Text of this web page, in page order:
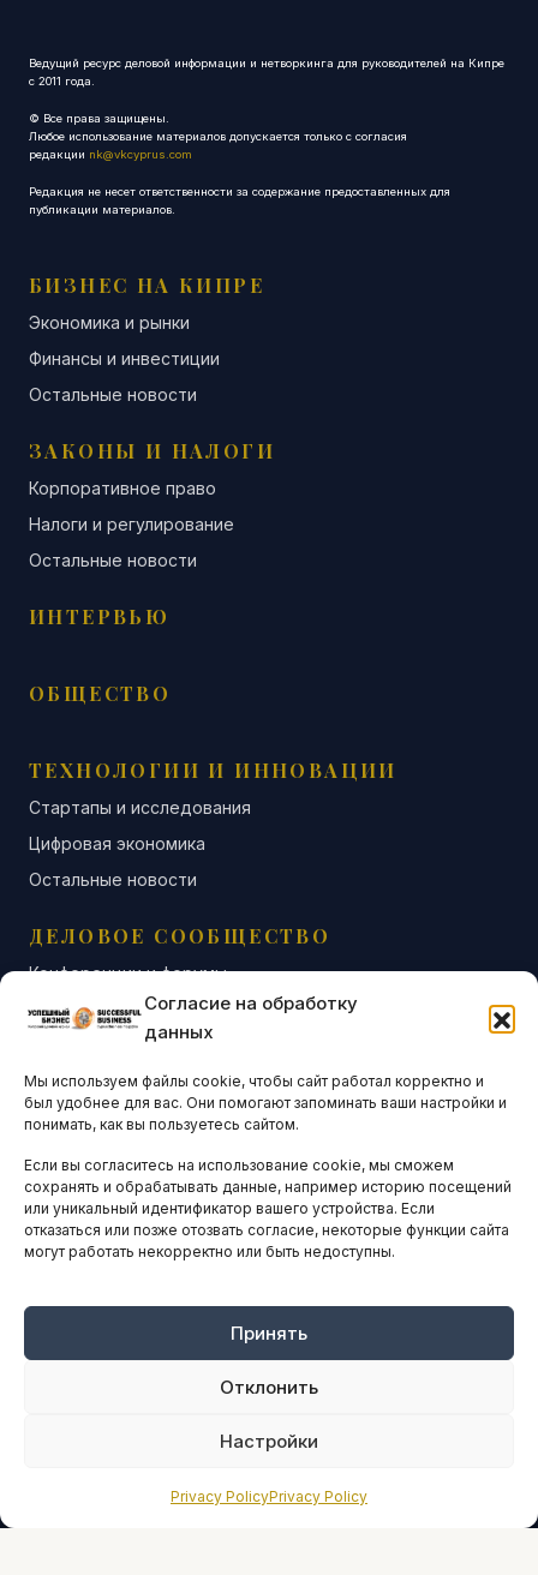
Согласие на обработку
данных
Мы используем файлы cookie, чтобы сайт работал корректно и
был удобнее для вас. Они помогают запоминать ваши настройки и
понимать, как вы пользуетесь сайтом.
Если вы согласитесь на использование cookie, мы сможем
сохранять и обрабатывать данные, например историю посещений
или уникальный идентификатор вашего устройства. Если
отказаться или позже отозвать согласие, некоторые функции сайта
могут работать некорректно или быть недоступны.
Принять
Отклонить
Настройки
Privacy PolicyPrivacy Policy
Ведущий ресурс деловой информации и нетворкинга для руководителей на Кипре
с 2011 года.
© Все права защищены.
Любое использование материалов допускается только с согласия
редакции nk@vkcyprus.com
Редакция не несет ответственности за содержание предоставленных для
публикации материалов.
БИЗНЕС НА КИПРЕ
Экономика и рынки
Финансы и инвестиции
Остальные новости
ЗАКОНЫ И НАЛОГИ
Корпоративное право
Налоги и регулирование
Остальные новости
ИНТЕРВЬЮ
ОБЩЕСТВО
ТЕХНОЛОГИИ И ИННОВАЦИИ
Стартапы и исследования
Цифровая экономика
Остальные новости
ДЕЛОВОЕ СООБЩЕСТВО
Конференции и форумы
Бизнес-клубы и ассоциации
Остальные новости
АНАЛИТИКА И СТАТИСТИКА
ARTICLES IN ENGLISH
НАВИГАЦИЯ
Оплата онлайн